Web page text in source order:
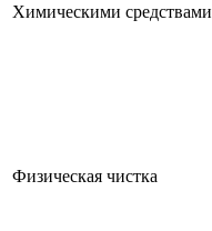
Химическими средствами
Физическая чистка